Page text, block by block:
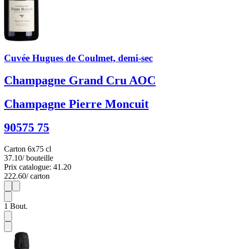
Cuvée Hugues de Coulmet, demi-sec
Champagne Grand Cru AOC
Champagne Pierre Moncuit
90575 75
Carton 6x75 cl
37.10/ bouteille
Prix catalogue: 41.20
222.60/ carton
1
1 Bout.